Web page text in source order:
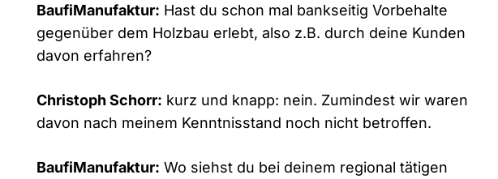
BaufiManufaktur: Hast du schon mal bankseitig Vorbehalte
gegenüber dem Holzbau erlebt, also z.B. durch deine Kunden
davon erfahren?
Christoph Schorr: kurz und knapp: nein. Zumindest wir waren
davon nach meinem Kenntnisstand noch nicht betroffen.
BaufiManufaktur: Wo siehst du bei deinem regional tätigen